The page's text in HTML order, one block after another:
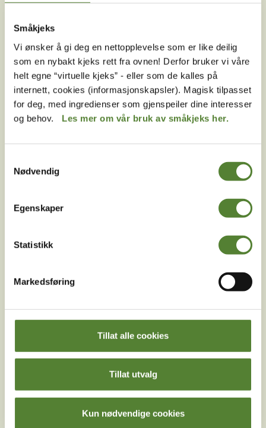
Småkjeks
Vi ønsker å gi deg en nettopplevelse som er like deilig
som en nybakt kjeks rett fra ovnen! Derfor bruker vi våre
helt egne “virtuelle kjeks” - eller som de kalles på
internett, cookies (informasjonskapsler). Magisk tilpasset
for deg, med ingredienser som gjenspeiler dine interesser
og behov. Les mer om vår bruk av småkjeks her.
Nødvendig
Egenskaper
Statistikk
Markedsføring
Tillat alle cookies
Tillat utvalg
Kun nødvendige cookies
Er det leiligheter i Abra Havn som er
Kan jeg ta båten fra Abra Havn og over til
Dyreparken?
Når kan jeg sjekke inn i Abra Havn?
Hvordan bestiller man overnatting i Dyreparken hvis
Er sluttrengjøring inkludert i prisen i Abra Havn?
Abra Havn?
Havn?
Hva er kontaktinformasjonen til resepsjonen i Abra
Havn?
Hvor ligger Abra Havn?